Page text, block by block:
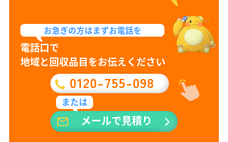
お急ぎの方はまずお電話を
電話口で
地域と回収品目をお伝えください
0120-755-098
または
メールで見積り